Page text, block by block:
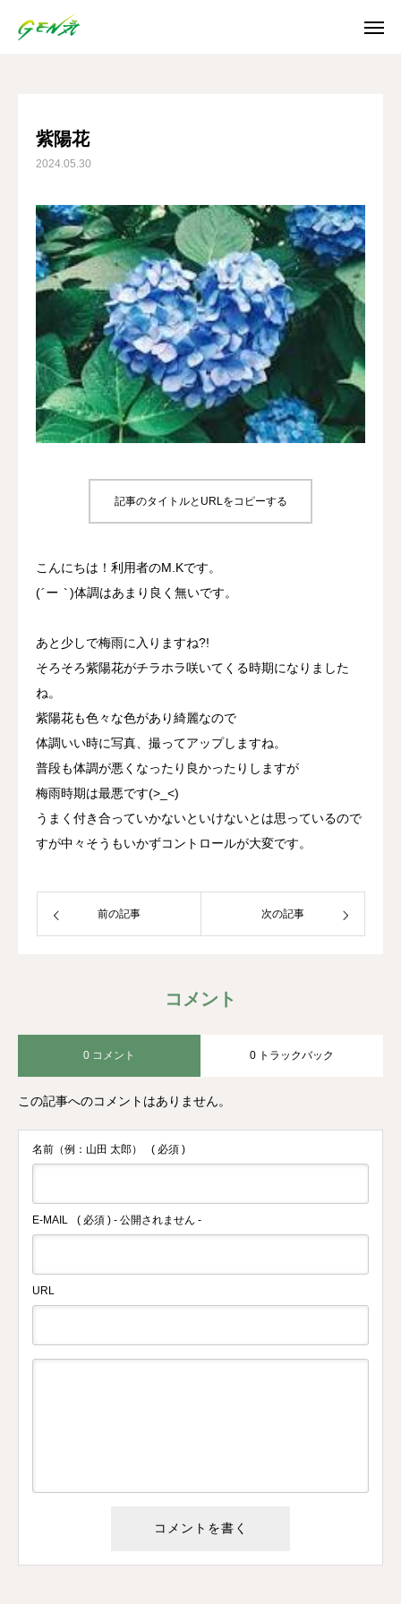
ブログ
紫陽花
2024.05.30
記事のタイトルとURLをコピーする
こんにちは！利用者のM.Kです。
(´ー｀)体調はあまり良く無いです。
あと少しで梅雨に入りますね?!
そろそろ紫陽花がチラホラ咲いてくる時期になりました
ね。
紫陽花も色々な色があり綺麗なので
体調いい時に写真、撮ってアップしますね。
普段も体調が悪くなったり良かったりしますが
梅雨時期は最悪です(>_<)
うまく付き合っていかないといけないとは思っているので
すが中々そうもいかずコントロールが大変です。
前の記事 次の記事
コメント
0 コメント 0 トラックバック
この記事へのコメントはありません。
名前（例：山田 太郎） ( 必須 )
E-MAIL ( 必須 ) - 公開されません -
URL
Instagram
X Youtube
ホーム
お知らせ
ご利用案内
日誌/通信
プロジェクト
事業所について
よくあるご質問
お問い合わせ